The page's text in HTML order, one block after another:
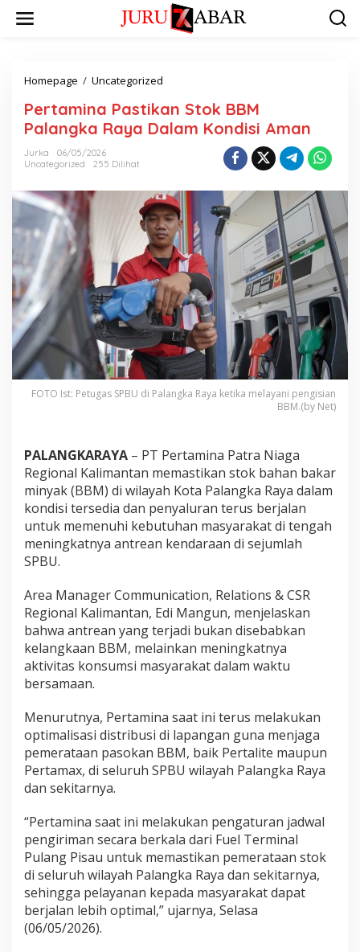
Homepage / Uncategorized
Pertamina Pastikan Stok BBM
Palangka Raya Dalam Kondisi Aman
Jurka
06/05/2026
Uncategorized
255 Dilihat
FOTO Ist: Petugas SPBU di Palangka Raya ketika melayani pengisian
BBM.(by Net)
PALANGKARAYA – PT Pertamina Patra Niaga
Regional Kalimantan memastikan stok bahan bakar
minyak (BBM) di wilayah Kota Palangka Raya dalam
kondisi tersedia dan penyaluran terus berjalan
untuk memenuhi kebutuhan masyarakat di tengah
meningkatnya antrean kendaraan di sejumlah
SPBU.
Area Manager Communication, Relations & CSR
Regional Kalimantan, Edi Mangun, menjelaskan
bahwa antrean yang terjadi bukan disebabkan
kelangkaan BBM, melainkan meningkatnya
aktivitas konsumsi masyarakat dalam waktu
bersamaan.
Menurutnya, Pertamina saat ini terus melakukan
optimalisasi distribusi di lapangan guna menjaga
pemerataan pasokan BBM, baik Pertalite maupun
Pertamax, di seluruh SPBU wilayah Palangka Raya
dan sekitarnya.
“Pertamina saat ini melakukan pengaturan jadwal
pengiriman secara berkala dari Fuel Terminal
Pulang Pisau untuk memastikan pemerataan stok
di seluruh wilayah Palangka Raya dan sekitarnya,
sehingga pelayanan kepada masyarakat dapat
berjalan lebih optimal,” ujarnya, Selasa
(06/05/2026).